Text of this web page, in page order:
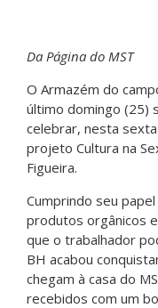
Da Página do MST
O Armazém do
último domingo (25)
celebrar, nesta
projeto Cultura na
Figueira.
Cumprindo seu
produtos orgânicos
que o trabalhador
BH acabou
chegam à casa do
recebidos com um